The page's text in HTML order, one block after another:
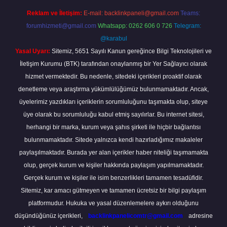
Reklam ve İletişim: E-mail: backlinkpaneli@gmail.com Teams:
forumhizmeti@gmail.com Whatsapp: 0262 606 0 726 Telegram:
@karabul
Yasal Uyarı: Sitemiz, 5651 Sayılı Kanun gereğince Bilgi Teknolojileri ve
İletişim Kurumu (BTK) tarafından onaylanmış bir Yer Sağlayıcı olarak
hizmet vermektedir. Bu nedenle, sitedeki içerikleri proaktif olarak
denetleme veya araştırma yükümlülüğümüz bulunmamaktadır. Ancak,
üyelerimiz yazdıkları içeriklerin sorumluluğunu taşımakta olup, siteye
üye olarak bu sorumluluğu kabul etmiş sayılırlar. Bu internet sitesi,
herhangi bir marka, kurum veya şahıs şirketi ile hiçbir bağlantısı
bulunmamaktadır. Sitede yalnızca kendi hazırladığımız makaleler
paylaşılmaktadır. Burada yer alan içerikler haber niteliği taşımamakta
olup, gerçek kurum ve kişiler hakkında paylaşım yapılmamaktadır.
Gerçek kurum ve kişiler ile isim benzerlikleri tamamen tesadüfidir.
Sitemiz, kar amacı gütmeyen ve tamamen ücretsiz bir bilgi paylaşım
platformudur. Hukuka ve yasal düzenlemelere aykırı olduğunu
düşündüğünüz içerikleri,
backlinkpanelicomtr@gmail.com
adresine